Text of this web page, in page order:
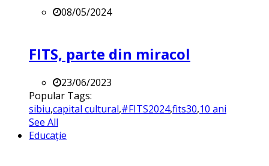
08/05/2024
FITS, parte din miracol
23/06/2023
Popular Tags:
sibiu,capital cultural,#FITS2024,fits30,10 ani
See All
Educație